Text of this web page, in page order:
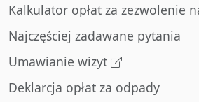
Kalkulator opłat za zezwolenie
Najczęściej zadawane pytania
Umawianie wizyt
Deklarcja opłat za odpady